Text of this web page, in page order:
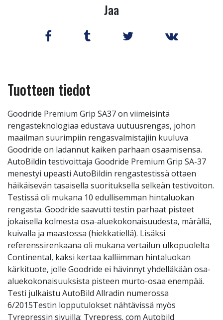
Jaa
Tuotteen tiedot
Goodride Premium Grip SA37 on viimeisintä
rengasteknologiaa edustava uutuusrengas, johon
maailman suurimpiin rengasvalmistajiin kuuluva
Goodride on ladannut kaiken parhaan osaamisensa.
AutoBildin testivoittaja Goodride Premium Grip SA-37
menestyi upeasti AutoBildin rengastestissä ottaen
häikäisevän tasaisella suorituksella selkeän testivoiton.
Testissä oli mukana 10 edullisemman hintaluokan
rengasta. Goodride saavutti testin parhaat pisteet
jokaisella kolmesta osa-aluekokonaisuudesta, märällä,
kuivalla ja maastossa (hiekkatiellä). Lisäksi
referenssirenkaana oli mukana vertailun ulkopuolelta
Continental, kaksi kertaa kalliimman hintaluokan
kärkituote, jolle Goodride ei hävinnyt yhdelläkään osa-
aluekokonaisuuksista pisteen murto-osaa enempää.
Testi julkaistu AutoBild Allradin numerossa
6/2015Testin lopputulokset nähtävissä myös
Tyrepressin sivuilla: Tyrepress. com Autobild